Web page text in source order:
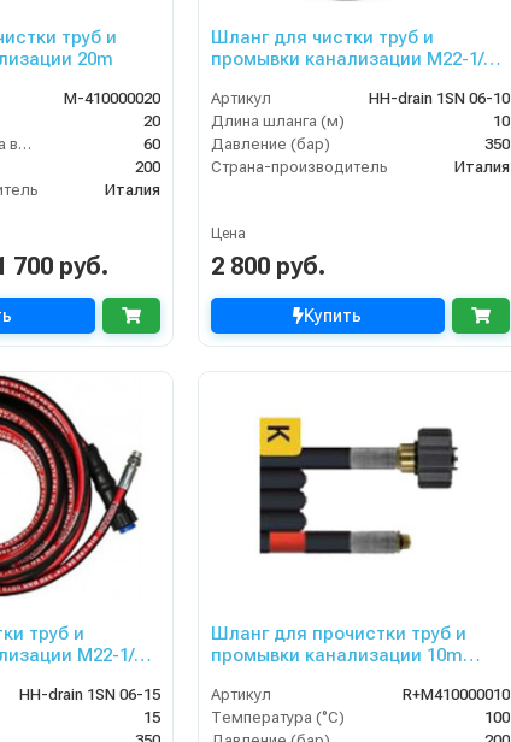
труб и
20m
M-410000020
20
Макс. температура воды (°C)
60
200
Италия
700 руб.
Шланг для чистки труб и
промывки канализации M22-1/4
Артикул
HH-drain 1SN 06-10
Длина шланга (м)
10
Давление (бар)
350
Страна-производитель
Италия
Цена
2 800 руб.
Купить
труб и
M22-1/4
HH-drain 1SN 06-15
15
Шланг для прочистки труб и
промывки канализации 10m
Артикул
R+M410000010
Температура (°C)
100